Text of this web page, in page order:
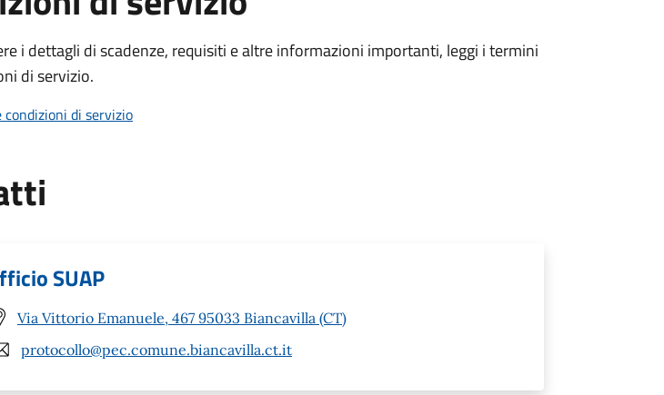
i dettagli di scadenze, requisiti e altre informazioni importanti, leggi i termini
di servizio.
condizioni di servizio
SUAP
Via Vittorio Emanuele, 467 95033 Biancavilla (CT)
protocollo@pec.comune.biancavilla.ct.it